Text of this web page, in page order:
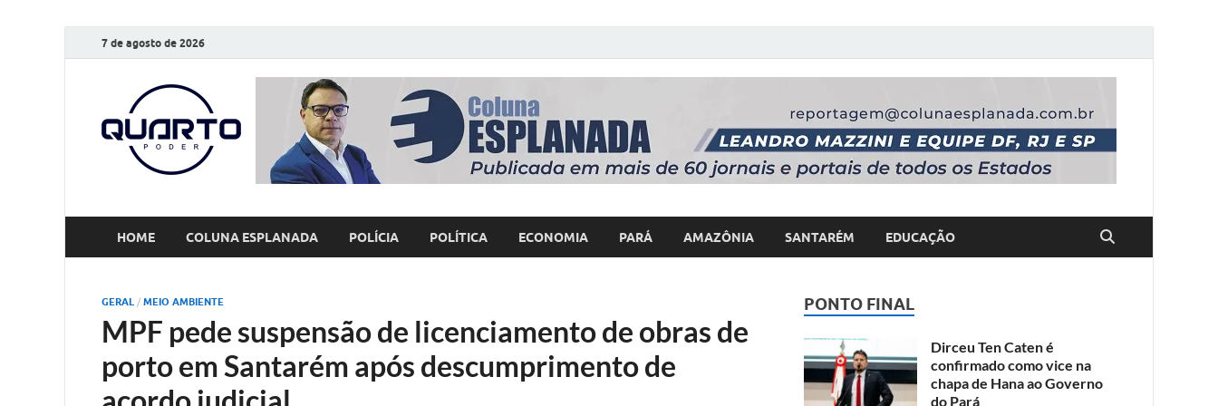
7 de agosto de 2026
O Quarto Poder
Notícias todos os dias
HOME COLUNA ESPLANADA POLÍCIA POLÍTICA ECONOMIA PARÁ AMAZÔNIA SANTARÉM EDUCAÇÃO
GERAL / MEIO AMBIENTE
MPF pede suspensão de licenciamento de obras de
porto em Santarém após descumprimento de
PONTO FINAL
Dirceu Ten Caten é
confirmado como vice na
chapa de Hana ao Governo
do Pará